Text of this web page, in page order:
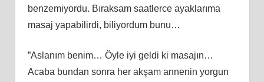
benzemiyordu. Bıraksam saatlerce ayaklarıma
masaj yapabilirdi, biliyordum bunu…
”Aslanım benim… Öyle iyi geldi ki masajın…
Acaba bundan sonra her akşam annenin yorgun